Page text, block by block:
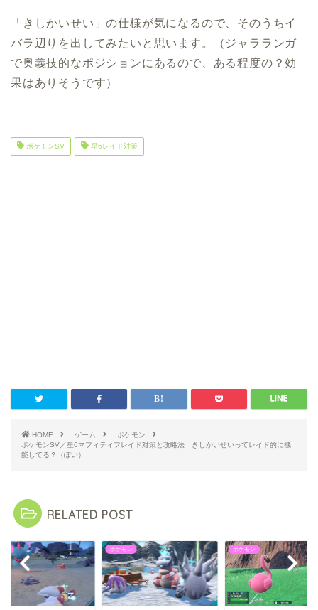
「きしかいせい」の仕様が気になるので、そのうちイ
バラ辺りを出してみたいと思います。（ジャラランガ
で奥義技的なポジションにあるので、ある程度の？効
果はありそうです）
ポケモンSV 星6レイド対策
HOME ゲーム
ポケモン
ポケモンSV／星6マフィティフレイド対策と攻略法 きしかいせいってレイド的に機
能してる？（ぽい）
RELATED POST
ポケモン ポケモン